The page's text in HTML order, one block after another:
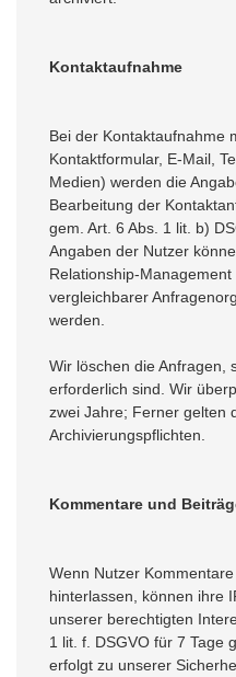
Kontaktaufnahme
Bei der Kontaktaufnahme
Kontaktformular, E-Mail,
Medien) werden die
Bearbeitung der
gem. Art. 6 Abs. 1 lit. b)
Angaben der Nutzer
Relationship-
vergleichbarer
werden.
Wir löschen die Anfragen,
erforderlich sind. Wir
zwei Jahre; Ferner gelten
Archivierungspflichten.
Kommentare und
Wenn Nutzer
hinterlassen, können ihre
unserer berechtigten
1 lit. f. DSGVO für 7 Tage
erfolgt zu unserer